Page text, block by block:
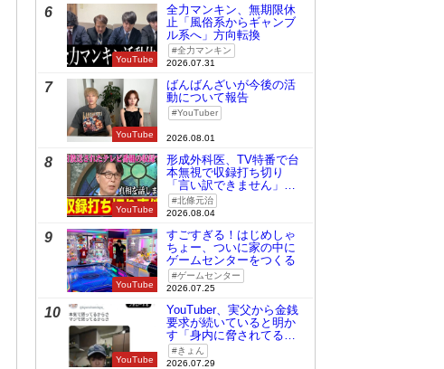
6
YouTube
全力マンキン、無期限休
止「風俗系からギャンブ
ル系へ」方向転換
全力マンキン
2026.07.31
7
YouTube
ばんばんざいが今後の活
動について報告
YouTuber
2026.08.01
8
YouTube
形成外科医、TV特番で台
本無視で収録打ち切り
「言い訳できません」と
謝罪北條元治
2026.08.04
9
YouTube
すごすぎる！はじめしゃ
ちょー、ついに家の中に
ゲームセンターをつくる
ゲームセンター
2026.07.25
10
YouTube
YouTuber、実父から金銭
要求が続いていると明か
す「身内に脅されてる
の」きょん
2026.07.29